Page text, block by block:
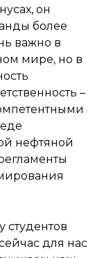
он
более
важно в
мире, но в
–
нефтяной
для нас